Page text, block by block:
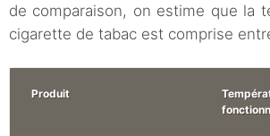
de comparaison, on estime que la
cigarette de tabac est comprise
Produit